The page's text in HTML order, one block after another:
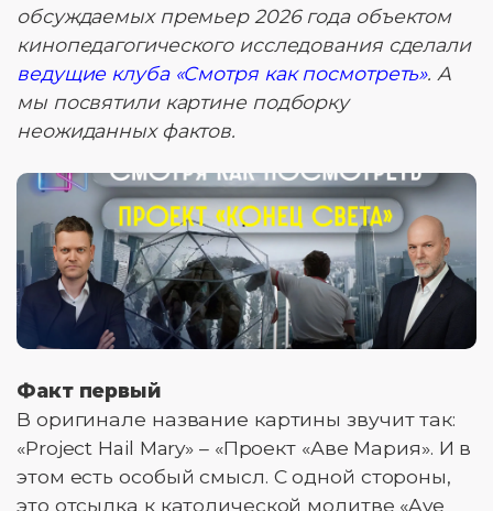
обсуждаемых премьер 2026 года объектом
кинопедагогического исследования сделали
ведущие клуба «Смотря как посмотреть». А
мы посвятили картине подборку
неожиданных фактов.
Факт первый
В оригинале название картины звучит так:
«Project Hail Mary» – «Проект «Аве Мария». И в
этом есть особый смысл. С одной стороны,
это отсылка к католической молитве «Ave